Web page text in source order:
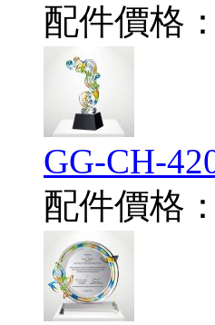
配件價格：
GG-CH-
配件價格：